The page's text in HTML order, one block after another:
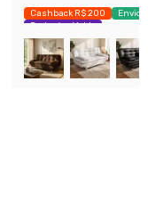
Cashback R$ 200
Envio
Exclusivo Mobly